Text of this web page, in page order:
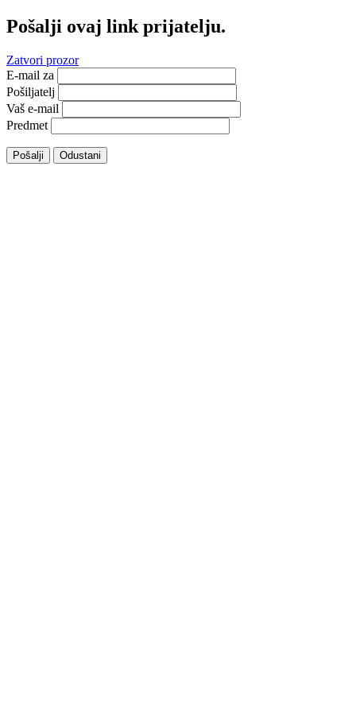
Pošalji ovaj link prijatelju.
Zatvori prozor
E-mail za
Pošiljatelj
Vaš e-mail
Predmet
Pošalji Odustani